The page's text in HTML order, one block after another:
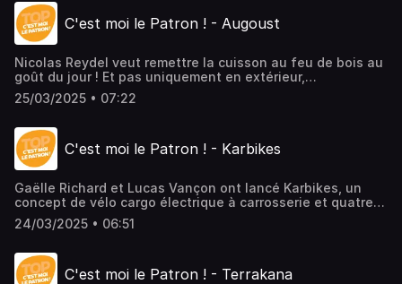
des données) au sein des entreprises ou des
administrations. "Il y a beaucoup de pays et de
jurisprudences" à maîtriser, et les RGPD sont une
en avant ceux qui osent l'aventure.> Episode en vidéo ici
C'est moi le Patron ! - Augoust
Nicolas Reydel veut remettre la cuisson au feu de bois au
goût du jour ! Et pas uniquement en extérieur,
puisqu'Augoust propose des systèmes "indoor" alimentés
par des bûches de bois, avec un système d'évacuation
l'association avec De Dietrich a permis de développer un
four à bois qui monte à 250° en 15 minutes. C'est l'histoire
de ce nouveau podcast "C'est moi le Patron".> Episode en
25/03/2025 • 07:22
C'est moi le Patron ! - Karbikes
Gaëlle Richard et Lucas Vançon ont lancé Karbikes, un
concept de vélo cargo électrique à carrosserie et quatre
roues ! Le véhicule qui fait le lien entre le vélo et la
voiture, et qui protège du froid, des intempéries, avec
du vélo !> L'épisode en vidéo en cliquant ici <
24/03/2025 • 06:51
C'est moi le Patron ! - Terrakana